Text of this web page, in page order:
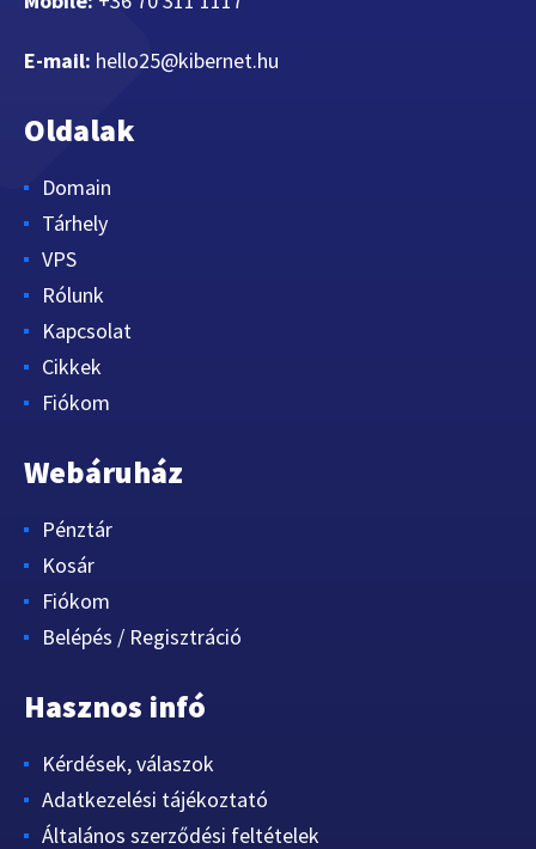
E-mail: hello25@kibernet.hu
Oldalak
Domain
Tárhely
VPS
Rólunk
Kapcsolat
Cikkek
Fiókom
Webáruház
Pénztár
Kosár
Fiókom
Belépés / Regisztráció
Hasznos infó
Kérdések, válaszok
Adatkezelési tájékoztató
Általános szerződési feltételek